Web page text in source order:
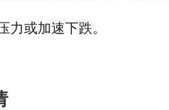
力或加速下跌。